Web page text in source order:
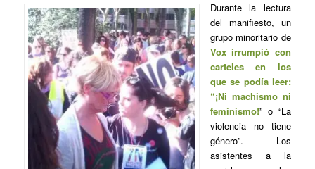
Durante la lectura
del manifiesto, un
grupo minoritario de
Vox irrumpió con
carteles en los
que se podía leer:
“¡Ni machismo ni
feminismo!” o “La
violencia no tiene
género”. Los
asistentes a la